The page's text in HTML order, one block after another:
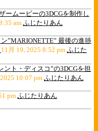
ームービーの3DCGを制作し
am ふじたりあん
”MARIONETTE” 最後の進捗
11月 19, 2025 8:52 pm ふじた
ント・ディスコ”の3DCGを担
10:07 pm ふじたりあん
pmふじたりあん